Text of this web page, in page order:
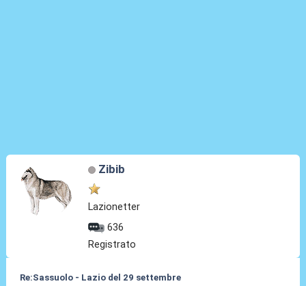
Zibib
Lazionetter
636
Registrato
Re:Sassuolo - Lazio del 29 settembre